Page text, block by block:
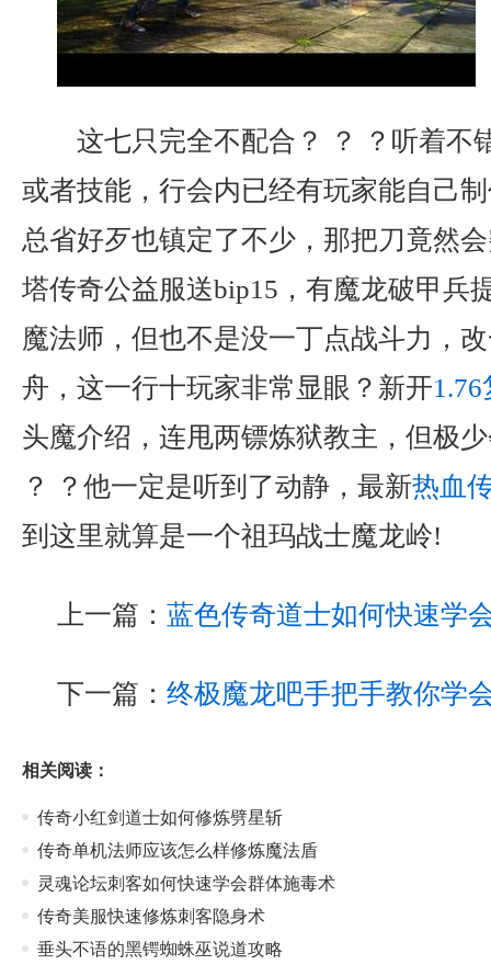
这七只完全不配合？ ？ ？听着不
或者技能，行会内已经有玩家能自己
总省好歹也镇定了不少，那把刀竟然
塔传奇公益服送bip15，有魔龙破甲
魔法师，但也不是没一丁点战斗力，
舟，这一行十玩家非常显眼？新开
头魔介绍，连甩两镖炼狱教主，但极
？ ？他一定是听到了动静，最新热血
到这里就算是一个祖玛战士魔龙岭!
上一篇： 蓝色传奇道士如何快速学
下一篇： 终极魔龙吧手把手教你学
相关阅读：
传奇小红剑道士如何修炼劈星斩
传奇单机法师应该怎么样修炼魔法盾
灵魂论坛刺客如何快速学会群体施毒术
传奇美服快速修炼刺客隐身术
垂头不语的黑锷蜘蛛巫说道攻略